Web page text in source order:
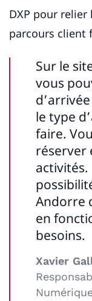
DXP pour relier
parcours client
Sur le
vous
le type
faire.
réserver
activités.
Andorre
en
besoins.
Xavier